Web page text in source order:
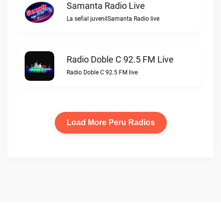
Samanta Radio Live
La señal juvenilSamanta Radio live
Radio Doble C 92.5 FM Live
Radio Doble C 92.5 FM live
Load More Peru Radios